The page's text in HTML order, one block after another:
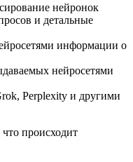
нейронок
и детальные
информации о
нейросетями
Perplexity и другими
происходит